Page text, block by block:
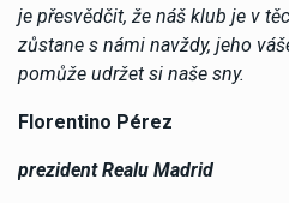
je přesvědčit, že náš klub je v
zůstane s námi navždy, jeho
pomůže udržet si naše sny.
Florentino Pérez
prezident Realu Madrid